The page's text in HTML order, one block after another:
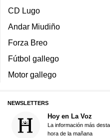
CD Lugo
Andar Miudiño
Forza Breo
Fútbol gallego
Motor gallego
NEWSLETTERS
Hoy en La Voz
La información más
hora de la mañana